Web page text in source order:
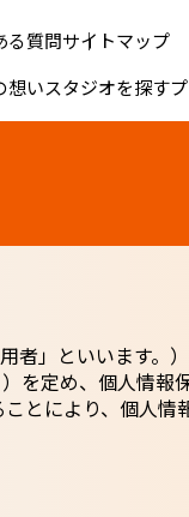
る質問サイトマップ
想いスタジオを探す
者」といいます。
を定め、個人情報
とにより、個人情